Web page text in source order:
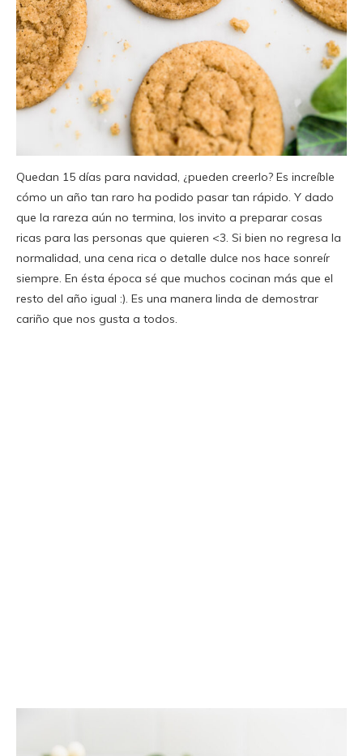
Quedan 15 días para navidad, ¿pueden creerlo? Es increíble
cómo un año tan raro ha podido pasar tan rápido. Y dado
que la rareza aún no termina, los invito a preparar cosas
ricas para las personas que quieren <3. Si bien no regresa la
normalidad, una cena rica o detalle dulce nos hace sonreír
siempre. En ésta época sé que muchos cocinan más que el
resto del año igual :). Es una manera linda de demostrar
cariño que nos gusta a todos.